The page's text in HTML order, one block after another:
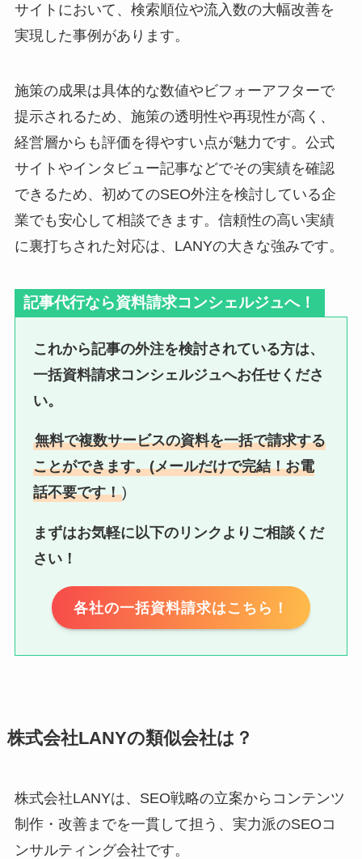
サイトにおいて、検索順位や流入数の大幅改善を
実現した事例があります。
施策の成果は具体的な数値やビフォーアフターで
提示されるため、施策の透明性や再現性が高く、
経営層からも評価を得やすい点が魅力です。公式
サイトやインタビュー記事などでその実績を確認
できるため、初めてのSEO外注を検討している企
業でも安心して相談できます。信頼性の高い実績
に裏打ちされた対応は、LANYの大きな強みです。
記事代行なら資料請求コンシェルジュへ！
これから記事の外注を検討されている方は、
一括資料請求コンシェルジュへお任せくださ
い。
無料で複数サービスの資料を一括で請求する
ことができます。(メールだけで完結！お電
話不要です！)
まずはお気軽に以下のリンクよりご相談くだ
さい！
各社の一括資料請求はこちら！
株式会社LANYの類似会社は？
株式会社LANYは、SEO戦略の立案からコンテンツ
制作・改善までを一貫して担う、実力派のSEOコ
ンサルティング会社です。